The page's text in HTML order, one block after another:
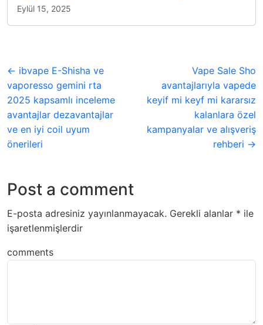
Eylül 15, 2025
← ibvape E-Shisha ve
vaporesso gemini rta
2025 kapsamlı inceleme
avantajlar dezavantajlar
ve en iyi coil uyum
önerileri
Vape Sale Sho
avantajlarıyla vapede
keyif mi keyf mi kararsız
kalanlara özel
kampanyalar ve alışveriş
rehberi →
Post a comment
E-posta adresiniz yayınlanmayacak. Gerekli alanlar * ile
işaretlenmişlerdir
comments